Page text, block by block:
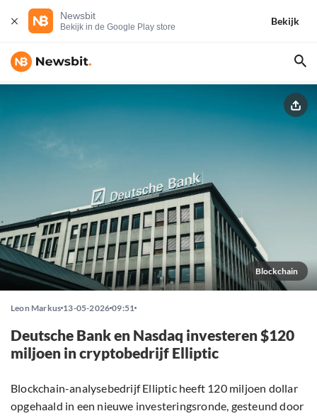
Newsbit
Bekijk in de Google Play store
Bekijk
Blockchain
Leon Markus 13-05-2026 09:51
Deutsche Bank en Nasdaq investeren $120
miljoen in cryptobedrijf Elliptic
Blockchain-analysebedrijf Elliptic heeft 120 miljoen dollar
opgehaald in een nieuwe investeringsronde, gesteund door